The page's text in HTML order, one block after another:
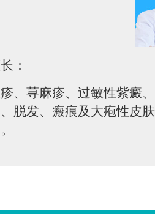
：
、荨麻疹、过敏性紫癜
脱发、瘢痕及大疱性皮